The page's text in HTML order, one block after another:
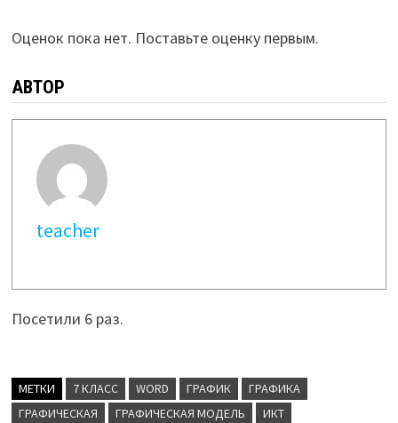
Оценок пока нет. Поставьте оценку первым.
АВТОР
teacher
Посетили 6 раз.
МЕТКИ 7 КЛАСС WORD ГРАФИК
ГРАФИКА
ГРАФИЧЕСКАЯ
ГРАФИЧЕСКАЯ МОДЕЛЬ
ИКТ